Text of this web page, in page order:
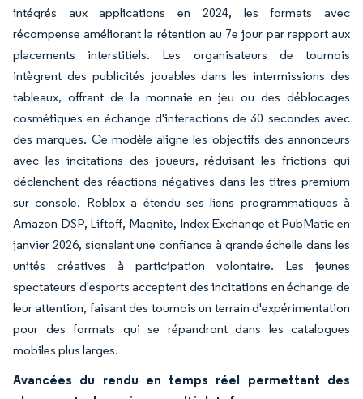
intégrés aux applications en 2024, les formats avec
récompense améliorant la rétention au 7e jour par rapport aux
placements interstitiels. Les organisateurs de tournois
intègrent des publicités jouables dans les intermissions des
tableaux, offrant de la monnaie en jeu ou des déblocages
cosmétiques en échange d'interactions de 30 secondes avec
des marques. Ce modèle aligne les objectifs des annonceurs
avec les incitations des joueurs, réduisant les frictions qui
déclenchent des réactions négatives dans les titres premium
sur console. Roblox a étendu ses liens programmatiques à
Amazon DSP, Liftoff, Magnite, Index Exchange et PubMatic en
janvier 2026, signalant une confiance à grande échelle dans les
unités créatives à participation volontaire. Les jeunes
spectateurs d'esports acceptent des incitations en échange de
leur attention, faisant des tournois un terrain d'expérimentation
pour des formats qui se répandront dans les catalogues
mobiles plus larges.
Avancées du rendu en temps réel permettant des